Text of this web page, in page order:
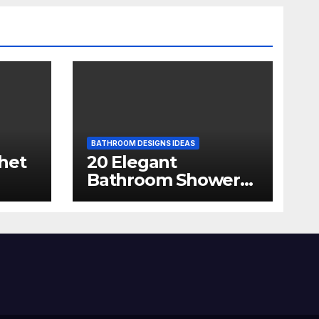
BATHROOM DESIGNS IDEAS
20 Elegant
Bathroom Shower
Ideas